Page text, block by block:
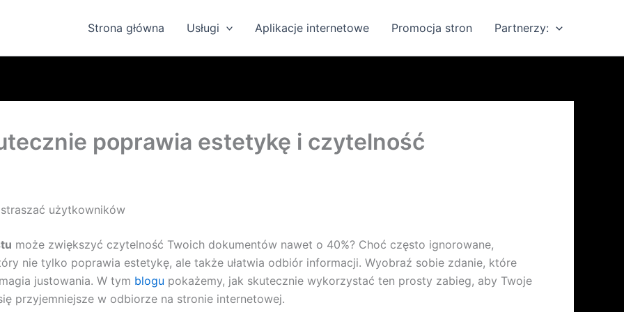
Strona główna Usługi Aplikacje internetowe Promocja stron Partnerzy:
poprawia estetykę i czytelność
użytkowników
może zwiększyć czytelność Twoich dokumentów nawet o 40%? Choć często ignorowane,
nie tylko poprawia estetykę, ale także ułatwia odbiór informacji. Wyobraź sobie zdanie, które
justowania. W tym blogu pokażemy, jak skutecznie wykorzystać ten prosty zabieg, aby Twoje
przyjemniejsze w odbiorze na stronie internetowej.